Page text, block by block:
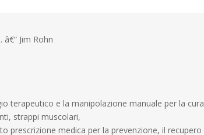
Jim Rohn
terapeutico e la manipolazione manuale per la cura
strappi muscolari,
prescrizione medica per la prevenzione, il recupero